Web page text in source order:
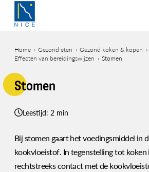
Overslaan
naar
inhoud
Kruimelpad
Home Gezond eten
Gezond koken & kopen
Effecten van bereidingswijzen
Stomen
Stomen
Leestijd: 2 min
Bij stomen gaart het voedingsmiddel in
kookvloeistof. In tegenstelling tot koken
rechtstreeks contact met de